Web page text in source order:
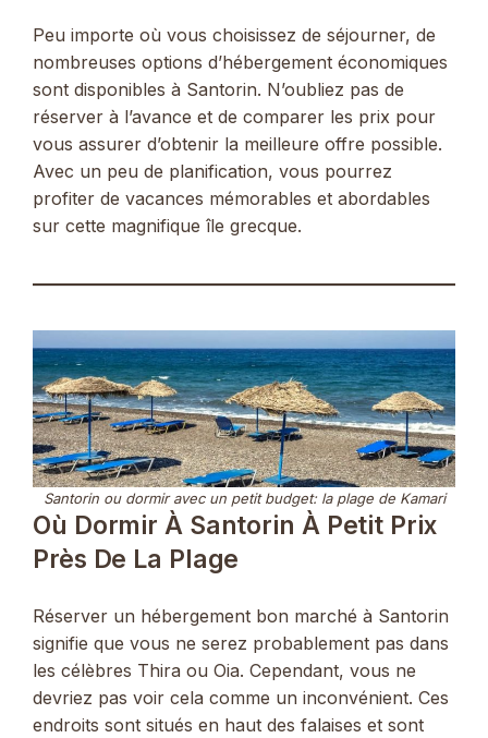
Peu importe où vous choisissez de séjourner, de
nombreuses options d’hébergement économiques
sont disponibles à Santorin. N’oubliez pas de
réserver à l’avance et de comparer les prix pour
vous assurer d’obtenir la meilleure offre possible.
Avec un peu de planification, vous pourrez
profiter de vacances mémorables et abordables
sur cette magnifique île grecque.
Santorin ou dormir avec un petit budget: la plage de Kamari
Où Dormir À Santorin À Petit Prix
Près De La Plage
Réserver un hébergement bon marché à Santorin
signifie que vous ne serez probablement pas dans
les célèbres Thira ou Oia. Cependant, vous ne
devriez pas voir cela comme un inconvénient. Ces
endroits sont situés en haut des falaises et sont